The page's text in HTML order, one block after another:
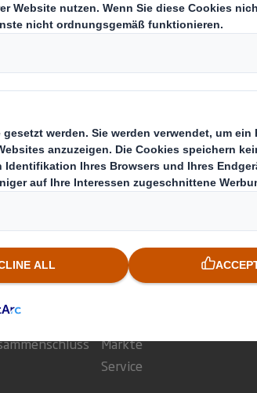
Ellen MacArthur Foundation Partnerschaft
Was wir tun
Märkte
Service